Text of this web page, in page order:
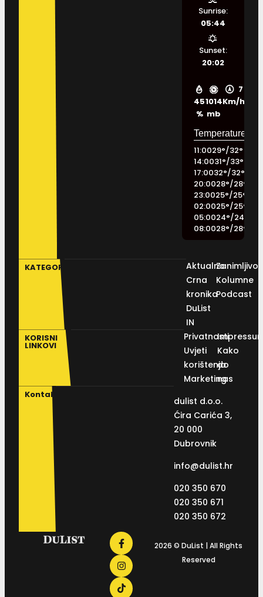
45
%
1014
mb
7
Km/h
Sunrise:
05:44
Sunset:
20:02
11:0029°/32°
14:0031°/33°
17:0032°/32°
20:0028°/28°
23:0025°/25°
02:0025°/25°
05:0024°/24
08:0028°/28°
KATEGORIJE
Aktualno
Crna
kronika
DuList
IN
Kolumne
Podcast
KORISNI
LINKOVI
Privatnosti
Uvjeti
korištenja
Marketing
Kako
do
nas
Kontakt
dulist d.o.o.
Ćira Carića 3,
20 000
Dubrovnik
info@dulist.hr
020 350 670
020 350 671
020 350 672
2026 © DuList | All Rights
Reserved